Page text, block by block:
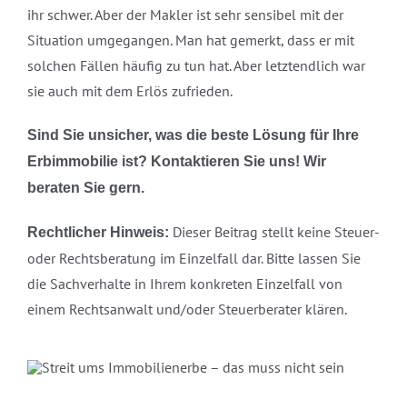
ihr schwer. Aber der Makler ist sehr sensibel mit der
Situation umgegangen. Man hat gemerkt, dass er mit
solchen Fällen häufig zu tun hat. Aber letztendlich war
sie auch mit dem Erlös zufrieden.
Sind Sie unsicher, was die beste Lösung für Ihre
Erbimmobilie ist? Kontaktieren Sie uns! Wir
beraten Sie gern.
Rechtlicher Hinweis: Dieser Beitrag stellt keine Steuer-
oder Rechtsberatung im Einzelfall dar. Bitte lassen Sie
die Sachverhalte in Ihrem konkreten Einzelfall von
einem Rechtsanwalt und/oder Steuerberater klären.